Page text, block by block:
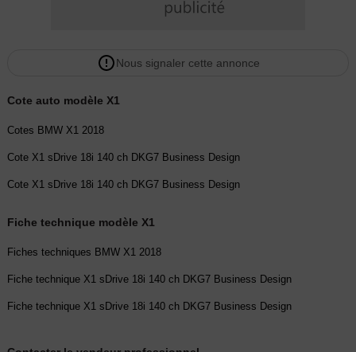
Autres options disponibles sur ce véhicule :
Boîte automatique à 7 rapports
Différentiel à blocage électronique
Direction Servotronic à assistance variable en fonction de la vitesse
Frein de parking électrique
Nous signaler cette annonce
Cote auto modèle X1
Cotes BMW X1 2018
Cote X1 sDrive 18i 140 ch DKG7 Business Design
Cote X1 sDrive 18i 140 ch DKG7 Business Design
Fiche technique modèle X1
Fiches techniques BMW X1 2018
Fiche technique X1 sDrive 18i 140 ch DKG7 Business Design
Fiche technique X1 sDrive 18i 140 ch DKG7 Business Design